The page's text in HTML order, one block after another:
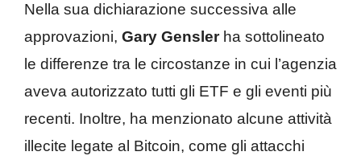
Nella sua dichiarazione successiva alle
approvazioni, Gary Genslerha sottolineato
le differenze tra le circostanze in cui l’agenzia
aveva autorizzato tutti gli ETF e gli eventi più
recenti. Inoltre, ha menzionato alcune attività
illecite legate al Bitcoin, come gli attacchi